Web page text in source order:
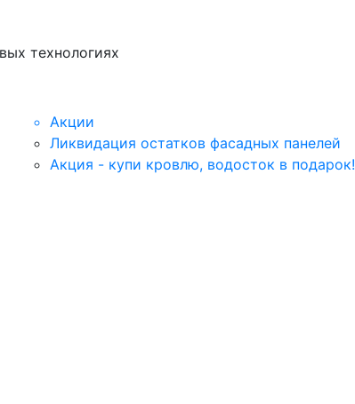
технологиях
Акции
Ликвидация остатков фасадных панелей
Акция - купи кровлю, водосток в подарок!